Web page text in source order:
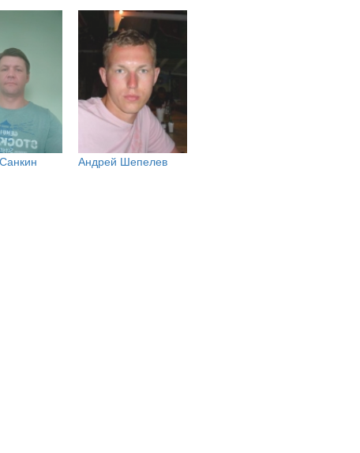
Андрей Шепелев